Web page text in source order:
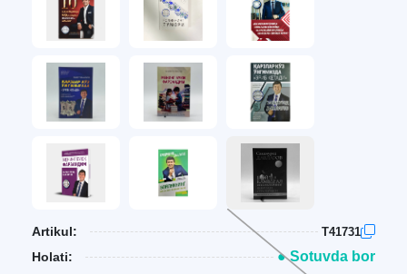
Artikul: T41731
Holati: ● Sotuvda bor